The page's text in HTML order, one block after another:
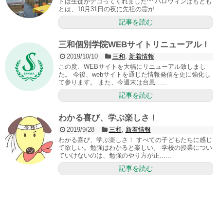
とは、10月31日の夜に先祖の霊が......
記事を読む
三和個別学院WEBサイトリニューアル！
2019/10/10 三和, 新着情報
この度、WEBサイトを大幅にリニューアル致しまし
た。 今後、webサイトを通じた情報発信を更に強化し
て参ります。 また、今週末は台風......
記事を読む
わかる喜び、学ぶ楽しさ！
2019/9/28 三和, 新着情報
わかる喜び、学ぶ楽しさ！ すべての子どもたちに感じ
て欲しい。勉強はわかると楽しい。 学校の授業につい
ていけないのは、勉強のやり方が正......
記事を読む